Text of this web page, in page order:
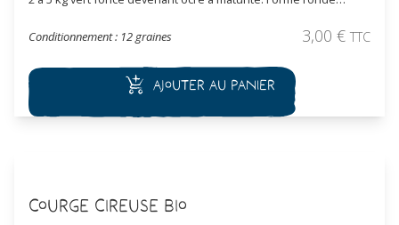
savoureuse. Bonne conservation. Les fruits de cette courge
Conditionnement : 12 graines 3,00 € TTC
Ajouter au panier
Courge Cireuse Bio